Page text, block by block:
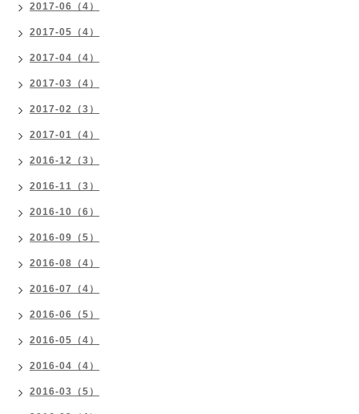
2017-06（4）
2017-05（4）
2017-04（4）
2017-03（4）
2017-02（3）
2017-01（4）
2016-12（3）
2016-11（3）
2016-10（6）
2016-09（5）
2016-08（4）
2016-07（4）
2016-06（5）
2016-05（4）
2016-04（4）
2016-03（5）